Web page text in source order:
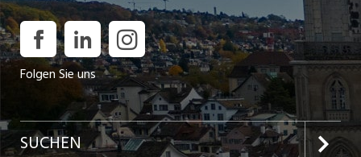
vermittlungsorientiertes Modell klassischer
Arbeitnehmerüberlassung, das den
Mitarbeiterbedarf auf Unternehmensseite mit
attraktiven Jobperspektiven für
Zeitarbeitnehmer verknüpft. Darüber hinaus
werden zahlreiche weitere HR-Servicelösungen
wie die individuelle Dauerstellenvermittlung, das
Folgen Sie uns
SUCHEN